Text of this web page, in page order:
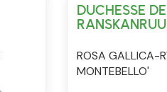
DUCHESSE
ROSA GALLICA-
MONTEBELLO'